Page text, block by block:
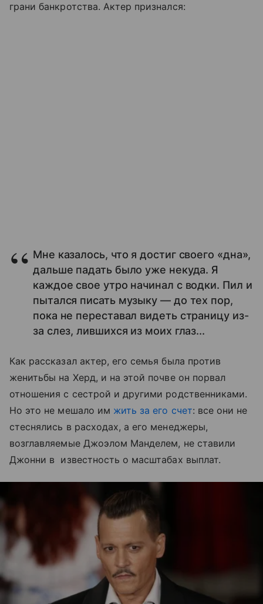
грани банкротства. Актер признался:
Мне казалось, что я достиг своего «дна»,
дальше падать было уже некуда. Я
каждое свое утро начинал с водки. Пил и
пытался писать музыку — до тех пор,
пока не переставал видеть страницу из-
за слез, лившихся из моих глаз...
Как рассказал актер, его семья была против
женитьбы на Херд, и на этой почве он порвал
отношения с сестрой и другими родственниками.
Но это не мешало им жить за его счет: все они не
стеснялись в расходах, а его менеджеры,
возглавляемые Джоэлом Манделем, не ставили
Джонни в известность о масштабах выплат.